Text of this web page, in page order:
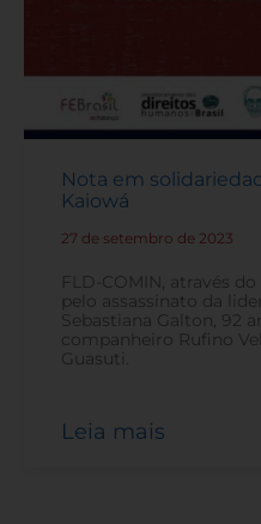
Nota em
Kaiowá
27 de setembro de 2023
FLD-COMIN, através
pelo assassinato da
Sebastiana Galton, 92
companheiro Rufino
Guasuti.
Leia mais